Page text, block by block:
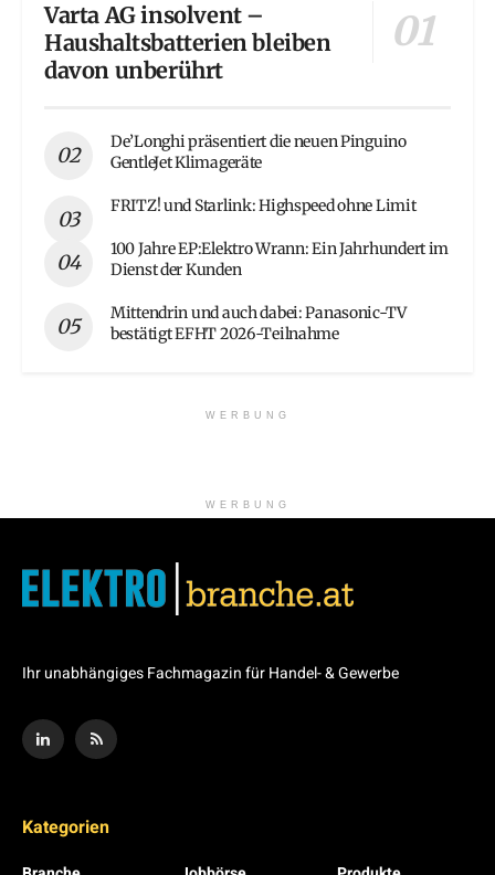
Varta AG insolvent –
Haushaltsbatterien bleiben
davon unberührt
De’Longhi präsentiert die neuen Pinguino
GentleJet Klimageräte
FRITZ! und Starlink: Highspeed ohne Limit
100 Jahre EP:Elektro Wrann: Ein Jahrhundert im
Dienst der Kunden
Mittendrin und auch dabei: Panasonic-TV
bestätigt EFHT 2026-Teilnahme
WERBUNG
WERBUNG
Ihr unabhängiges Fachmagazin für Handel- & Gewerbe
Kategorien